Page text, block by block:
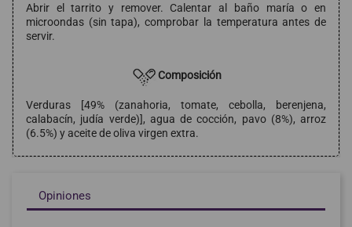
Abrir el tarrito y remover. Calentar al baño maría o en
microondas (sin tapa), comprobar la temperatura antes de
servir.
Composición
Verduras [49% (zanahoria, tomate, cebolla, berenjena,
calabacín, judía verde)], agua de cocción, pavo (8%), arroz
(6.5%) y aceite de oliva virgen extra.
Opiniones